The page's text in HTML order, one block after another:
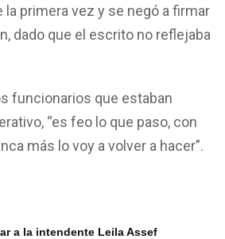
la primera vez y se negó a firmar
dado que el escrito no reflejaba
funcionarios que estaban
“es feo lo que paso, con
más lo voy a volver a hacer”.
a la intendente Leila Assef